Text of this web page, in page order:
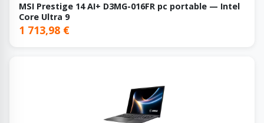
MSI Prestige 14 AI+ D3MG-016FR pc portable — Intel
Core Ultra 9
1 713,98 €